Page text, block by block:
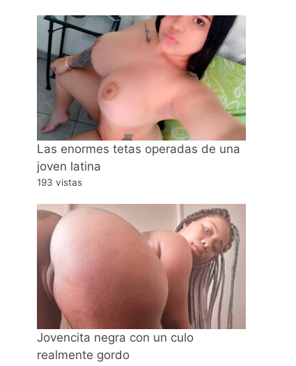
Las enormes tetas operadas de una
joven latina
193 vistas
Jovencita negra con un culo
realmente gordo